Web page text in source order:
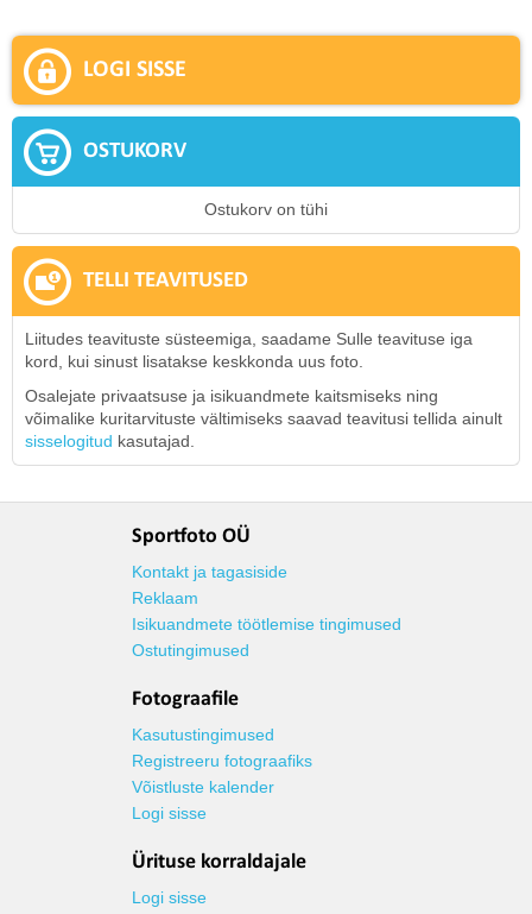
LOGI SISSE
OSTUKORV
Ostukorv on tühi
TELLI TEAVITUSED
Liitudes teavituste süsteemiga, saadame Sulle teavituse iga
kord, kui sinust lisatakse keskkonda uus foto.
Osalejate privaatsuse ja isikuandmete kaitsmiseks ning
võimalike kuritarvituste vältimiseks saavad teavitusi tellida ainult
sisselogitud kasutajad.
Sportfoto OÜ
Kontakt ja tagasiside
Reklaam
Isikuandmete töötlemise tingimused
Ostutingimused
Fotograafile
Kasutustingimused
Registreeru fotograafiks
Võistluste kalender
Logi sisse
Ürituse korraldajale
Logi sisse